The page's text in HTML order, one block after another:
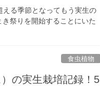
る季節となってもう実生の
祭りを開始することにいた
食虫植物
の実生栽培記録！5